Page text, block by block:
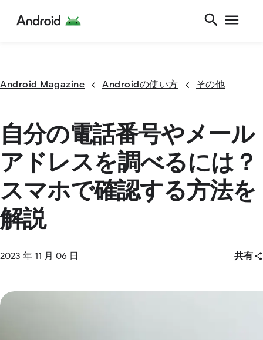
Android Magazine Androidの使い方 その他
自分の電話番号やメール
アドレスを調べるには？
スマホで確認する方法を
解説
2023 年 11 月 06 日 共有